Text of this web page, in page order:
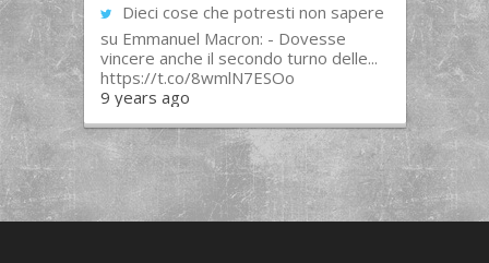
Dieci cose che potresti non sapere
su Emmanuel Macron: - Dovesse
vincere anche il secondo turno delle...
https://t.co/8wmlN7ESOo
9 years ago